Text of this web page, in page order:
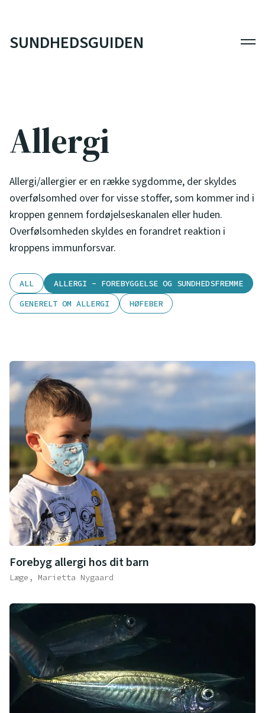
SUNDHEDSGUIDEN
Allergi
Allergi/allergier er en række sygdomme, der skyldes
overfølsomhed over for visse stoffer, som kommer ind i
kroppen gennem fordøjelseskanalen eller huden.
Overfølsomheden skyldes en forandret reaktion i
kroppens immunforsvar.
ALL
ALLERGI - FOREBYGGELSE OG SUNDHEDSFREMME
GENERELT OM ALLERGI
HØFEBER
Forebyg allergi hos dit barn
Læge, Marietta Nygaard